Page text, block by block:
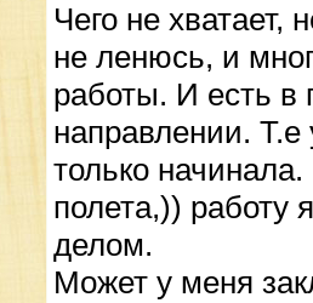
Чего не
не ленюсь, и
работы. И есть в
направлении.
только
полета,)) работу
делом.
Может у меня